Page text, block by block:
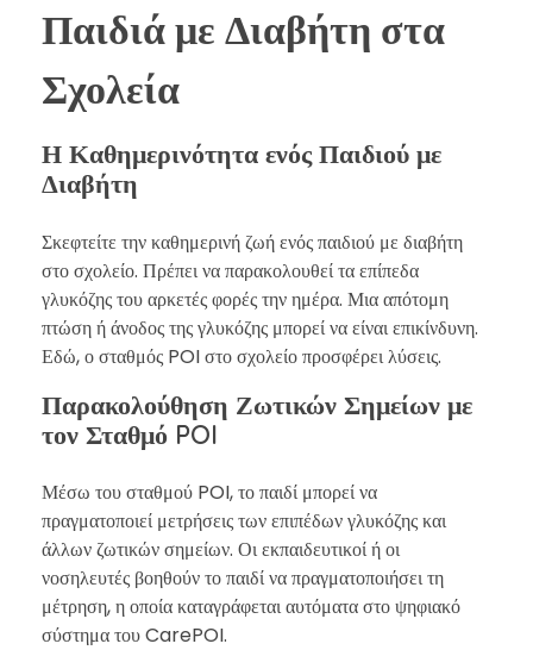
Παιδιά με Διαβήτη στα
Σχολεία
Η Καθημερινότητα ενός Παιδιού με
Διαβήτη
Σκεφτείτε την καθημερινή ζωή ενός παιδιού με διαβήτη
στο σχολείο. Πρέπει να παρακολουθεί τα επίπεδα
γλυκόζης του αρκετές φορές την ημέρα. Μια απότομη
πτώση ή άνοδος της γλυκόζης μπορεί να είναι επικίνδυνη.
Εδώ, ο σταθμός POI στο σχολείο προσφέρει λύσεις.
Παρακολούθηση Ζωτικών Σημείων με
τον Σταθμό POI
Μέσω του σταθμού POI, το παιδί μπορεί να
πραγματοποιεί μετρήσεις των επιπέδων γλυκόζης και
άλλων ζωτικών σημείων. Οι εκπαιδευτικοί ή οι
νοσηλευτές βοηθούν το παιδί να πραγματοποιήσει τη
μέτρηση, η οποία καταγράφεται αυτόματα στο ψηφιακό
σύστημα του CarePOI.